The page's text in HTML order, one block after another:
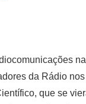
da Rádio
que se